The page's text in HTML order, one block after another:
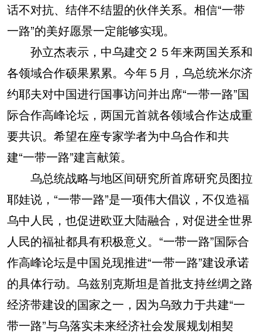
话不对抗、结伴不结盟的伙伴关系。相信“一带
一路”的美好愿景一定能够实现。
孙立杰表示，中乌建交２５年来两国关系和
各领域合作硕果累累。今年５月，乌总统米尔济
约耶夫对中国进行国事访问并出席“一带一路”国
际合作高峰论坛，两国元首就各领域合作达成重
要共识。希望在座专家学者为中乌合作和共
建“一带一路”建言献策。
乌总统战略与地区间研究所首席研究员图拉
耶娃说，“一带一路”是一项伟大倡议，不仅造福
乌中人民，也促进欧亚大陆融合，对促进全世界
人民的福祉都具有积极意义。“一带一路”国际合
作高峰论坛是中国兑现推进“一带一路”建设承诺
的具体行动。乌兹别克斯坦是首批支持丝绸之路
经济带建设的国家之一，因为乌致力于共建“一
带一路”与乌落实未来经济社会发展规划相契